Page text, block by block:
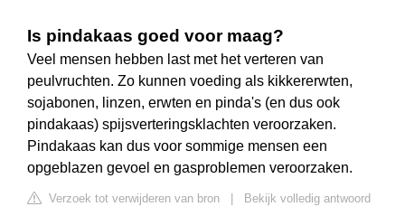
Is pindakaas goed voor maag?
Veel mensen hebben last met het verteren van
peulvruchten. Zo kunnen voeding als kikkererwten,
sojabonen, linzen, erwten en pinda's (en dus ook
pindakaas) spijsverteringsklachten veroorzaken.
Pindakaas kan dus voor sommige mensen een
opgeblazen gevoel en gasproblemen veroorzaken.
Verzoek tot verwijderen van bron
Bekijk volledig antwoord